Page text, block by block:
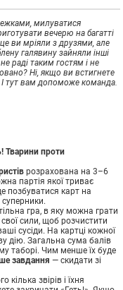
милуватися
вечерю на багатті
ви мріяли з друзями, але
галявину зайняли інші
раді таким гостям і не
Ні, якщо ви встигнете
І тут вам допоможе команда.
Тварини проти
розрахована на 3–6
партія якої триває
позбуватися карт на
гра, в яку можна грати
сили, щоб розчистити
сусіди. На картці кожної
дію. Загальна сума балів
таборі. Чим менше їх буде
завдання — скидати зі
звірів і їхня